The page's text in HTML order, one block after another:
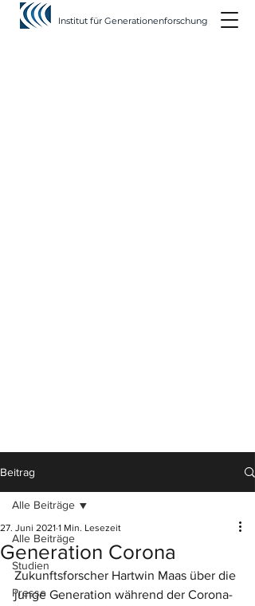
Institut für Generationenforschung
Beitrag
Alle Beiträge
Studien
Presse
Alle Beiträge
Generation Corona
27. Juni 2021 1 Min. Lesezeit
Zukunftsforscher Hartwin Maas über die
junge Generation während der Corona-